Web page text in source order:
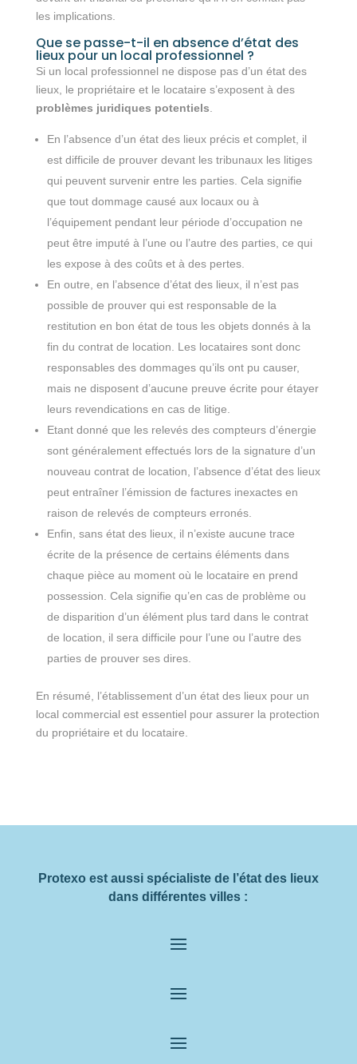
les implications.
Que se passe-t-il en absence d’état des
lieux pour un local professionnel ?
Si un local professionnel ne dispose pas d’un état des
lieux, le propriétaire et le locataire s’exposent à des
problèmes juridiques potentiels
En l’absence d’un état des lieux précis et complet, il
est difficile de prouver devant les tribunaux les litiges
qui peuvent survenir entre les parties. Cela signifie
que tout dommage causé aux locaux ou à
l’équipement pendant leur période d’occupation ne
peut être imputé à l’une ou l’autre des parties, ce qui
les expose à des coûts et à des pertes.
En outre, en l’absence d’état des lieux, il n’est pas
possible de prouver qui est responsable de la
restitution en bon état de tous les objets donnés à la
fin du contrat de location. Les locataires sont donc
responsables des dommages qu’ils ont pu causer,
mais ne disposent d’aucune preuve écrite pour étayer
leurs revendications en cas de litige.
Etant donné que les relevés des compteurs d’énergie
sont généralement effectués lors de la signature d’un
nouveau contrat de location, l’absence d’état des lieux
peut entraîner l’émission de factures inexactes en
raison de relevés de compteurs erronés.
Enfin, sans état des lieux, il n’existe aucune trace
écrite de la présence de certains éléments dans
chaque pièce au moment où le locataire en prend
possession. Cela signifie qu’en cas de problème ou
de disparition d’un élément plus tard dans le contrat
de location, il sera difficile pour l’une ou l’autre des
parties de prouver ses dires.
En résumé, l’établissement d’un état des lieux pour un
local commercial est essentiel pour assurer la protection
du propriétaire et du locataire.
Protexo est aussi spécialiste de l’état des lieux
dans différentes villes :